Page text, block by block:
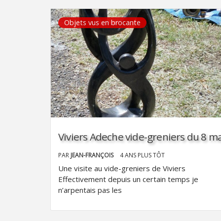
Objets vus en brocante
Viviers Adeche vide-greniers du 8
PAR JEAN-FRANÇOIS 4 ANS PLUS TÔT
Une visite au vide-greniers de Viviers
Effectivement depuis un certain temps je
n’arpentais pas les